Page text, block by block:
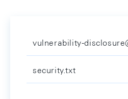
vulnerability-
security.txt